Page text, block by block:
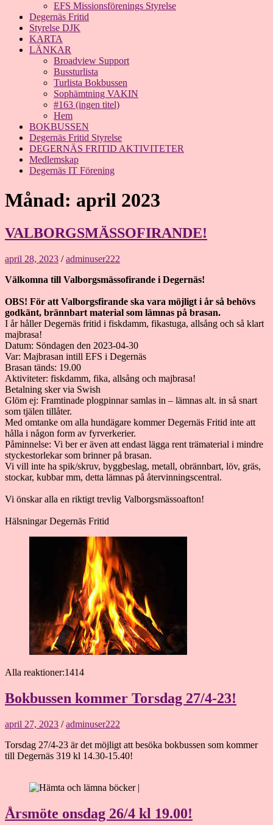
EFS Missionsförenings Styrelse
Degernäs Fritid
Styrelse DJK
KARTA
LÄNKAR
Broadview Support
Bussturlista
Turlista Bokbussen
Sophämtning VAKIN
#163 (ingen titel)
Hem
BOKBUSSEN
Degernäs Fritid Styrelse
DEGERNÄS FRITID AKTIVITETER
Medlemskap
Degernäs IT Förening
Månad: april 2023
VALBORGSMÄSSOFIRANDE!
april 28, 2023 /adminuser222
Välkomna till Valborgsmässofirande i Degernäs!
OBS! För att Valborgsfirande ska vara möjligt i år så behövs
godkänt, brännbart material som lämnas på brasan.
I år håller Degernäs fritid i fiskdamm, fikastuga, allsång och så klart
majbrasa!
Datum: Söndagen den 2023-04-30
Var: Majbrasan intill EFS i Degernäs
Brasan tänds: 19.00
Aktiviteter: fiskdamm, fika, allsång och majbrasa!
Betalning sker via Swish
Glöm ej: Framtinade plogpinnar samlas in – lämnas alt. in så snart
som tjälen tillåter.
Med omtanke om alla hundägare kommer Degernäs Fritid inte att
hålla i någon form av fyrverkerier.
Påminnelse: Vi ber er även att endast lägga rent trämaterial i mindre
styckestorlekar som brinner på brasan.
Vi vill inte ha spik/skruv, byggbeslag, metall, obrännbart, löv, gräs,
stockar, kubbar mm, detta lämnas på återvinningscentral.
Vi önskar alla en riktigt trevlig Valborgsmässoafton!
Hälsningar Degernäs Fritid
Alla reaktioner:1414
Bokbussen kommer Torsdag 27/4-23!
april 27, 2023 /adminuser222
Torsdag 27/4-23 är det möjligt att besöka bokbussen som kommer
till Degernäs 319 kl 14.30-15.40!
Årsmöte onsdag 26/4 kl 19.00!